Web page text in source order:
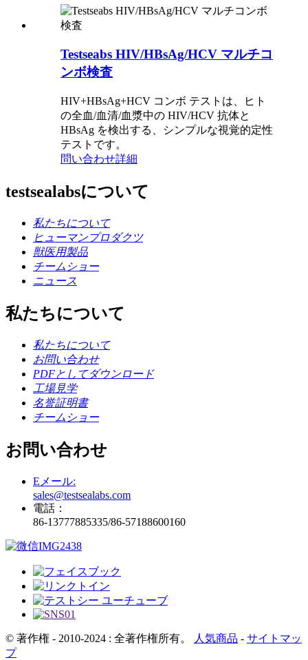
Testseabs HIV/HBsAg/HCV マルチコ
ンボ検査
HIV+HBsAg+HCV コンボ テストは、ヒト
の全血/血清/血漿中の HIV/HCV 抗体と
HBsAg を検出する、シンプルな視覚的定性
テストです。
問い合わせ詳細
testsealabsについて
私たちについて
ヒューマンプロダクツ
獣医用製品
チームショー
ニュース
私たちについて
私たちについて
お問い合わせ
PDFとしてダウンロード
工場見学
名誉証明書
チームショー
お問い合わせ
Eメール:
sales@testsealabs.com
電話：
86-13777885335/86-57188​​600160
© 著作権 - 2010-2024 : 全著作権所有。 人気商品 - サイトマッ
プ